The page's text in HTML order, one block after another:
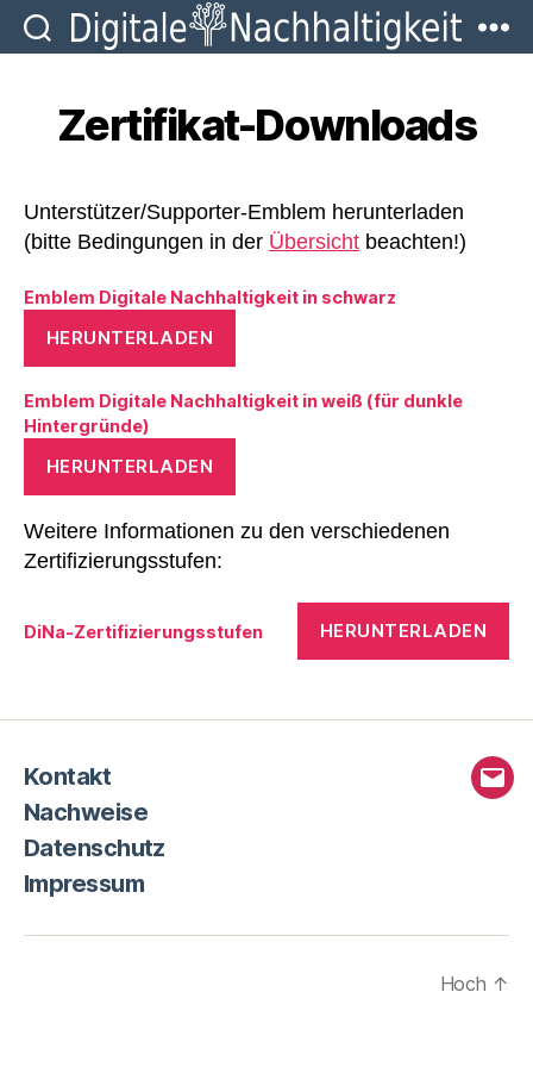
Zertifikat-Downloads
Unterstützer/Supporter-Emblem herunterladen
(bitte Bedingungen in der Übersicht beachten!)
Emblem Digitale Nachhaltigkeit in schwarz
HERUNTERLADEN
Emblem Digitale Nachhaltigkeit in weiß (für dunkle
Hintergründe)
HERUNTERLADEN
Weitere Informationen zu den verschiedenen
Zertifizierungsstufen:
DiNa-Zertifizierungsstufen HERUNTERLADEN
Kontakt
Nachweise
Datenschutz
Impressum
E-
Hoch ↑